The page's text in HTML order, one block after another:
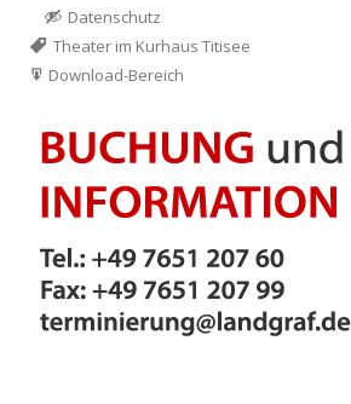
Datenschutz
Theater im Kurhaus Titisee
Download-Bereich